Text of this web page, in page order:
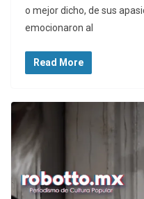
o mejor dicho, de sus
emocionaron al
Read More